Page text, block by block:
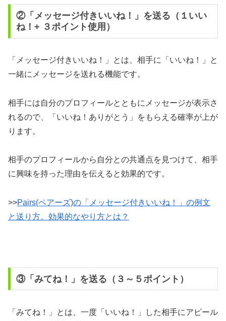
②「メッセージ付きいいね！」を送る（１いい
ね！+ ３ポイント使用）
「メッセージ付きいいね！」とは、相手に「いいね！」と
一緒にメッセージを送れる機能です。
相手には自分のプロフィールとともにメッセージが表示さ
れるので、「いいね！ありがとう」をもらえる確率が上が
ります。
相手のプロフィールから自分との共通点を見つけて、相手
に興味を持った理由を伝えると効果的です。
>>Pairs(ペアーズ)の「メッセージ付きいいね！」の例文
と送り方。効果的なやり方とは？
③「みてね！」を送る（３～５ポイント）
「みてね！」とは、一度「いいね！」した相手にアピール